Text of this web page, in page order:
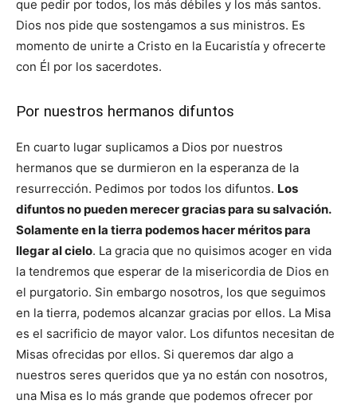
que pedir por todos, los más débiles y los más santos.
Dios nos pide que sostengamos a sus ministros. Es
momento de unirte a Cristo en la Eucaristía y ofrecerte
con Él por los sacerdotes.
Por nuestros hermanos difuntos
En cuarto lugar suplicamos a Dios por nuestros
hermanos que se durmieron en la esperanza de la
resurrección. Pedimos por todos los difuntos. Los
difuntos no pueden merecer gracias para su salvación.
Solamente en la tierra podemos hacer méritos para
llegar al cielo. La gracia que no quisimos acoger en vida
la tendremos que esperar de la misericordia de Dios en
el purgatorio. Sin embargo nosotros, los que seguimos
en la tierra, podemos alcanzar gracias por ellos. La Misa
es el sacrificio de mayor valor. Los difuntos necesitan de
Misas ofrecidas por ellos. Si queremos dar algo a
nuestros seres queridos que ya no están con nosotros,
una Misa es lo más grande que podemos ofrecer por